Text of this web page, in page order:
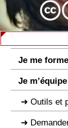
Je me forme
Je m’équipe
Outils et